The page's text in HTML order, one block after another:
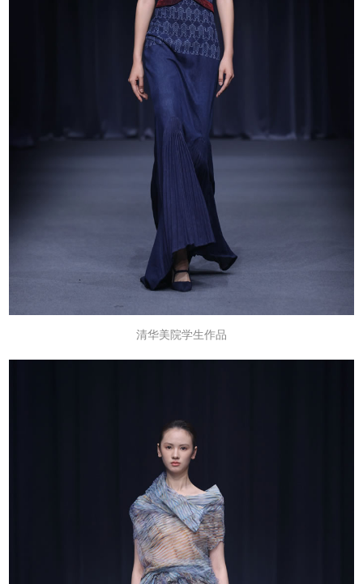
清华美院学生作品